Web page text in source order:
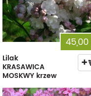
45,00
Lilak
KRASAWICA
MOSKWY krzew